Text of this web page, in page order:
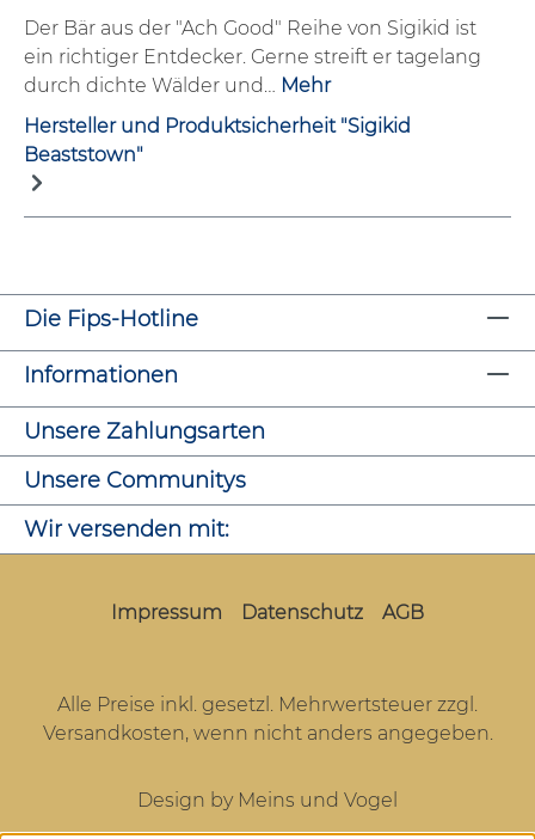
Der Bär aus der "Ach Good" Reihe von Sigikid ist
ein richtiger Entdecker. Gerne streift er tagelang
durch dichte Wälder und… Mehr
Hersteller und Produktsicherheit "Sigikid
Beaststown"
Die Fips-Hotline
Informationen
Unsere Zahlungsarten
Unsere Communitys
Wir versenden mit:
Impressum Datenschutz AGB
Alle Preise inkl. gesetzl. Mehrwertsteuer zzgl.
Versandkosten, wenn nicht anders angegeben.
Design by Meins und Vogel